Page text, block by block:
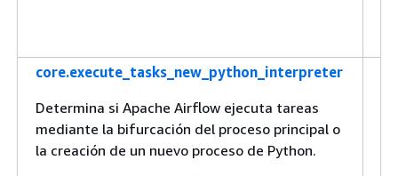
core.execute_tasks_new_python_interpreter
Determina si Apache Airflow ejecuta tareas
mediante la bifurcación del proceso principal o
la creación de un nuevo proceso de Python.